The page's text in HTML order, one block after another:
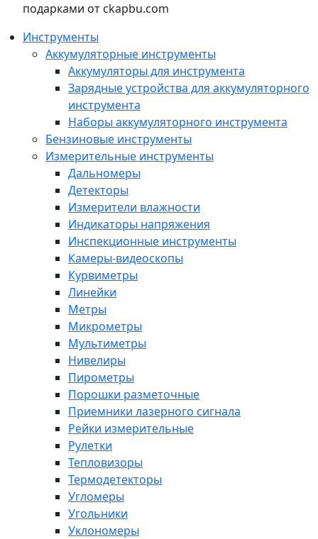
подарками от ckapbu.com
Инструменты
Аккумуляторные инструменты
Аккумуляторы для инструмента
Зарядные устройства для аккумуляторного
инструмента
Наборы аккумуляторного инструмента
Бензиновые инструменты
Измерительные инструменты
Дальномеры
Детекторы
Измерители влажности
Индикаторы напряжения
Инспекционные инструменты
Камеры-видеоскопы
Курвиметры
Линейки
Метры
Микрометры
Мультиметры
Нивелиры
Пирометры
Порошки разметочные
Приемники лазерного сигнала
Рейки измерительные
Рулетки
Тепловизоры
Термодетекторы
Угломеры
Угольники
Уклономеры